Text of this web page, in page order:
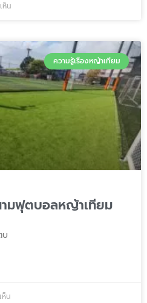
ห็น
ความรู้เรื่องหญ้าเทียม
มฟุตบอลหญ้าเทียม
บ
ห็น